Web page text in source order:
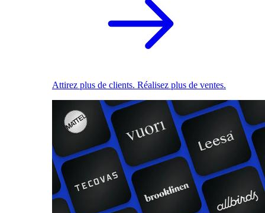
Attirez plus de clients. Réalisez plus de ventes.